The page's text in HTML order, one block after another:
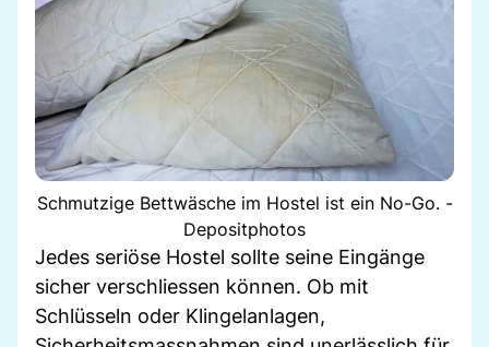
Schmutzige Bettwäsche im Hostel ist ein No-Go. -
Depositphotos
Jedes seriöse Hostel sollte seine Eingänge
sicher verschliessen können. Ob mit
Schlüsseln oder Klingelanlagen,